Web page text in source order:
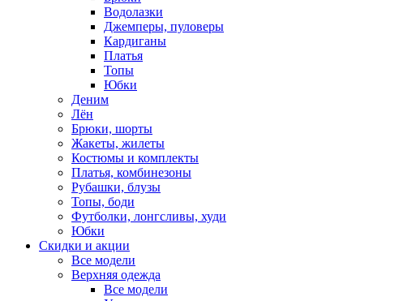
Водолазки
Джемперы, пуловеры
Кардиганы
Платья
Топы
Юбки
Деним
Лён
Брюки, шорты
Жакеты, жилеты
Костюмы и комплекты
Платья, комбинезоны
Рубашки, блузы
Топы, боди
Футболки, лонгсливы, худи
Юбки
Скидки и акции
Все модели
Верхняя одежда
Все модели